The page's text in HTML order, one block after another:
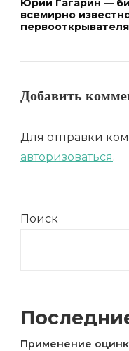
Юрий Гагарин —
всемирно
Добавить
Для отправки
авторизоваться.
Поиск
Применение